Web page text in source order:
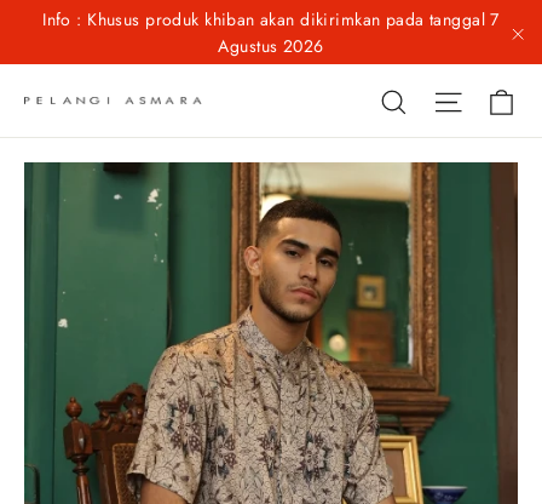
Info : Khusus produk khiban akan dikirimkan pada tanggal 7
Agustus 2026
Search Site